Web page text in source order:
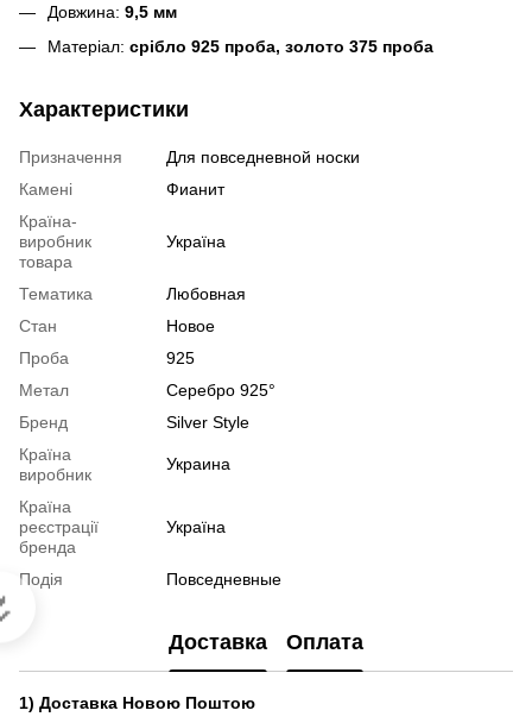
Довжина: 9,5 мм
Матеріал: срібло 925 проба, золото 375 проба
Характеристики
Призначення
Для повседневной носки
Камені
Фианит
Країна-
виробник
товара
Україна
Тематика
Любовная
Стан
Новое
Проба
925
Метал
Серебро 925°
Бренд
Silver Style
Країна
виробник
Украина
Країна
реєстрації
бренда
Україна
Подія Повседневные
Доставка Оплата
1) Доставка Новою Поштою